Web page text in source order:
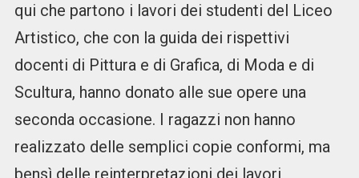
qui che partono i lavori dei studenti del Liceo
Artistico, che con la guida dei rispettivi
docenti di Pittura e di Grafica, di Moda e di
Scultura, hanno donato alle sue opere una
seconda occasione. I ragazzi non hanno
realizzato delle semplici copie conformi, ma
bensì delle reinterpretazioni dei lavori